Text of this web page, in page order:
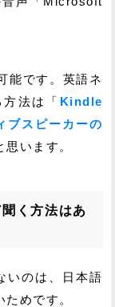
能です。英語ネ
法は「
Kindle
ブスピーカーの
思います。
く方法はあ
いのは、日本語
めです。